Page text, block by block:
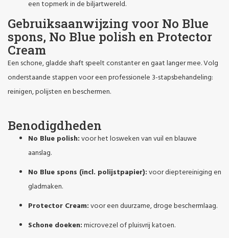
een topmerk in de biljartwereld.
Gebruiksaanwijzing voor No Blue
spons, No Blue polish en Protector
Cream
Een schone, gladde shaft speelt constanter en gaat langer mee. Volg
onderstaande stappen voor een professionele 3-stapsbehandeling:
reinigen, polijsten en beschermen.
Benodigdheden
No Blue polish:voor het losweken van vuil en blauwe
aanslag.
No Blue spons (incl. polijstpapier):voor dieptereiniging en
gladmaken.
Protector Cream:voor een duurzame, droge beschermlaag.
Schone doeken:microvezel of pluisvrij katoen.